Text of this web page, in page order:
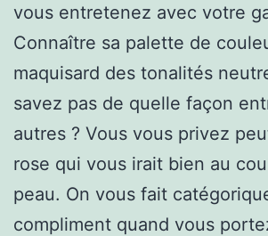
vous entretenez avec votre
Connaître sa palette de
maquisard des tonalités
savez pas de quelle façon
autres ? Vous vous privez
rose qui vous irait bien au
peau. On vous fait
compliment quand vous